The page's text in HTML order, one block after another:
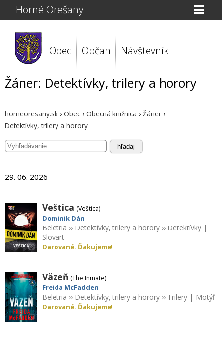
Horné Orešany
Obec Občan Návštevník
Žáner: Detektívky, trilery a horory
horneoresany.sk › Obec › Obecná knižnica › Žáner ›
Detektívky, trilery a horory
hľadaj
29. 06. 2026
Veštica (Veštica)
Dominik Dán
Beletria ›› Detektívky, trilery a horory›› Detektívky|
Slovart
Darované. Ďakujeme!
Väzeň (The Inmate)
Freida McFadden
Beletria ›› Detektívky, trilery a horory›› Trilery| Motýľ
Darované. Ďakujeme!